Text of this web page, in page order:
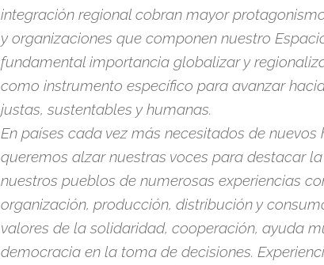
integración regional cobran mayor
y organizaciones que componen nuestro
fundamental importancia globalizar y
como instrumento específico para avanzar
justas, sustentables y humanas.
En países cada vez más necesitados de nuevos
queremos alzar nuestras voces para destacar
nuestros pueblos de numerosas experiencias
organización, producción, distribución y
valores de la solidaridad, cooperación, ayuda
democracia en la toma de decisiones.